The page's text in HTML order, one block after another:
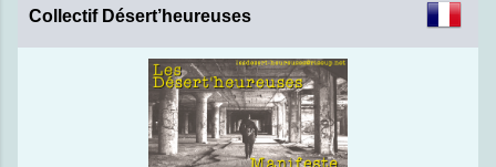
Collectif Désert’heureuses